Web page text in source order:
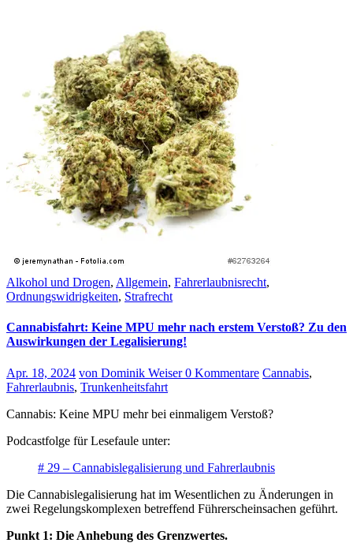
Alkohol und Drogen, Allgemein, Fahrerlaubnisrecht,
Ordnungswidrigkeiten, Strafrecht
Cannabisfahrt: Keine MPU mehr nach erstem Verstoß? Zu den
Auswirkungen der Legalisierung!
Apr. 18, 2024 von Dominik Weiser0 Kommentare Cannabis,
Fahrerlaubnis, Trunkenheitsfahrt
Cannabis: Keine MPU mehr bei einmaligem Verstoß?
Podcastfolge für Lesefaule unter:
# 29 – Cannabislegalisierung und Fahrerlaubnis
Die Cannabislegalisierung hat im Wesentlichen zu Änderungen in
zwei Regelungskomplexen betreffend Führerscheinsachen geführt.
Punkt 1: Die Anhebung des Grenzwertes.